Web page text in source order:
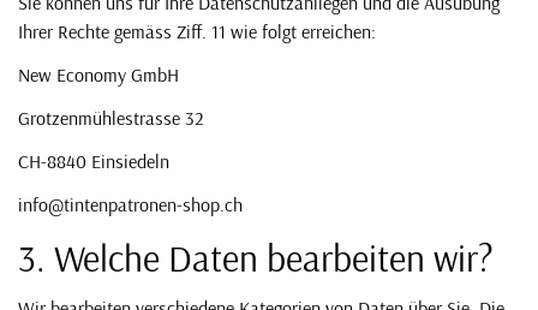
Ihrer Rechte gemäss Ziff. 11 wie folgt erreichen:
New Economy GmbH
Grotzenmühlestrasse 32
CH-8840 Einsiedeln
info@tintenpatronen-shop.ch
3. Welche Daten bearbeiten wir?